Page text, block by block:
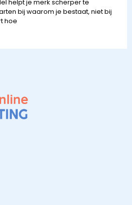
helpt je merk scherper te
bij waarom je bestaat, niet bij
hoe